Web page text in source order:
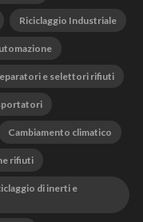
Riciclaggio Industriale
e selettori rifiuti
Cambiamento climatico
rifiuti
di inerti e